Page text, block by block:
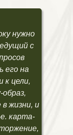
нужно
с
его на
к цели,
жизни, и
карта-